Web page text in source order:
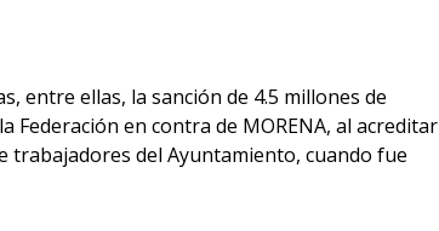
entre ellas, la sanción de 4.5 millones de
Federación en contra de MORENA, al acreditar
trabajadores del Ayuntamiento, cuando fue